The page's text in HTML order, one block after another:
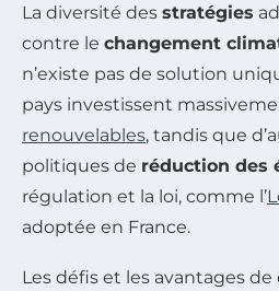
La diversité des stratégies
contre le changement
n’existe pas de solution
pays investissent
renouvelables, tandis que
politiques de réduction des
régulation et la loi, comme l’
adoptée en France.
Les défis et les avantages